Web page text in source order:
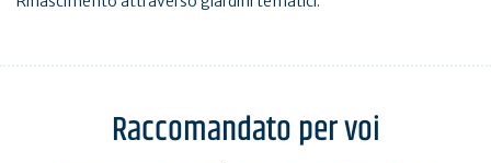
Raccomandato per voi